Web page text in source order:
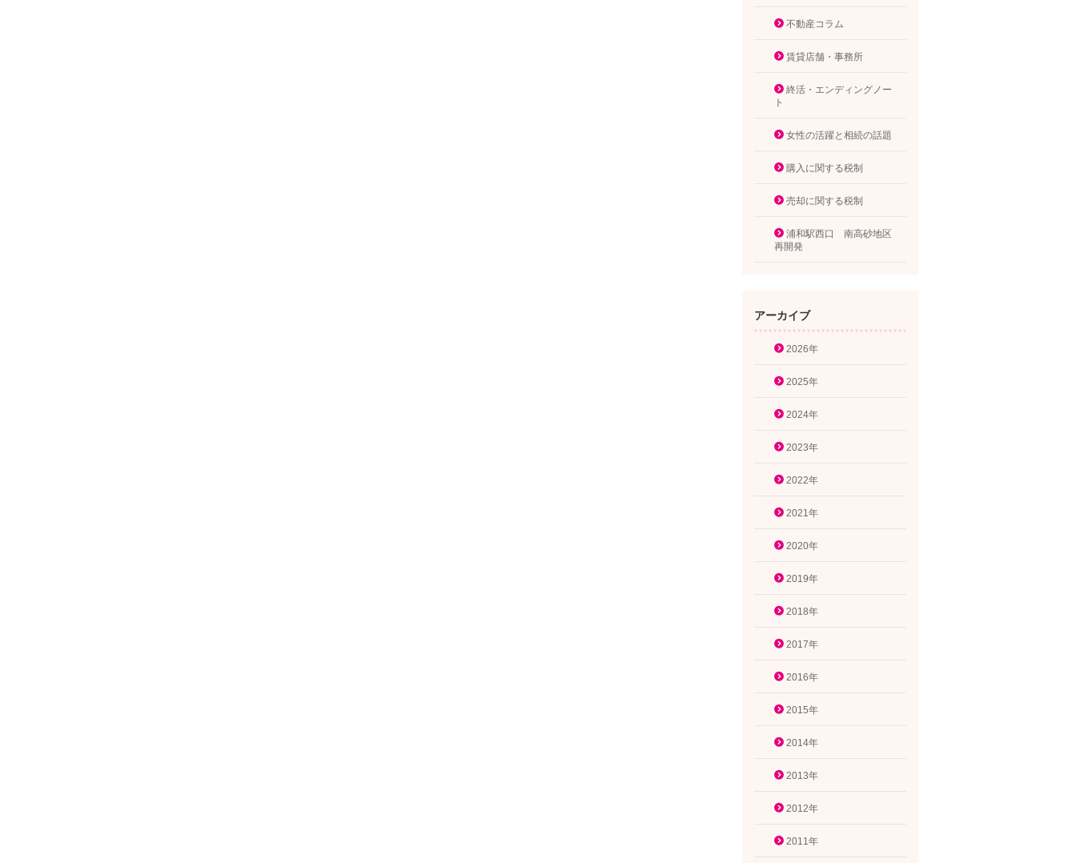
不動産コラム
賃貸店舗・事務所
終活・エンディングノー
ト
女性の活躍と相続の話題
購入に関する税制
売却に関する税制
浦和駅西口 南高砂地区
再開発
アーカイブ
2026年
2025年
2024年
2023年
2022年
2021年
2020年
2019年
2018年
2017年
2016年
2015年
2014年
2013年
2012年
2011年